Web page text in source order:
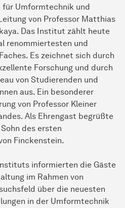
Umformtechnik und
von Professor Matthias
Das Institut zählt heute
renommiertesten und
Es zeichnet sich durch
Forschung und durch
von Studierenden und
aus. Ein besonderer
von Professor Kleiner
Als Ehrengast begrüßte
des ersten
Finckenstein.
informierten die Gäste
im Rahmen von
über die neuesten
in der Umformtechnik